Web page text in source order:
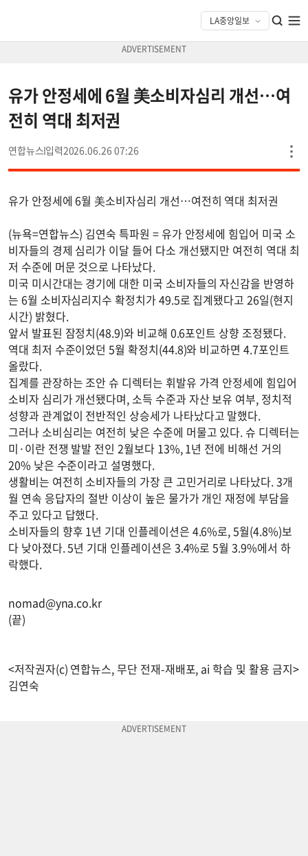
유가 안정세에 6월 美소비자심리 개선…여
전히 역대 최저권
연합뉴스 2026.06.26 07:26
유가 안정세에 6월 美소비자심리 개선…여전히 역대 최저권
(뉴욕=연합뉴스) 김연숙 특파원 = 유가 안정세에 힘입어 미국 소
비자들의 경제 심리가 이달 들어 다소 개선됐지만 여전히 역대 최
저 수준에 머문 것으로 나타났다.
미국 미시간대는 경기에 대한 미국 소비자들의 자신감을 반영하
는 6월 소비자심리지수 확정치가 49.5로 집계됐다고 26일(현지
시간) 밝혔다.
앞서 발표된 잠정치(48.9)와 비교해 0.6포인트 상향 조정됐다.
역대 최저 수준이었던 5월 확정치(44.8)와 비교하면 4.7포인트
올랐다.
집계를 관장하는 조안 슈 디렉터는 휘발유 가격 안정세에 힘입어
소비자 심리가 개선됐다며, 소득 수준과 자산 보유 여부, 정치적
성향과 관계없이 전반적인 상승세가 나타났다고 말했다.
그러나 소비심리는 여전히 낮은 수준에 머물고 있다. 슈 디렉터는
미·이란 전쟁 발발 전인 2월보다 13%, 1년 전에 비해선 거의
20% 낮은 수준이라고 설명했다.
생활비는 여전히 소비자들의 가장 큰 고민거리로 나타났다. 3개
월 연속 응답자의 절반 이상이 높은 물가가 개인 재정에 부담을
주고 있다고 답했다.
소비자들의 향후 1년 기대 인플레이션은 4.6%로, 5월(4.8%)보
다 낮아졌다. 5년 기대 인플레이션은 3.4%로 5월 3.9%에서 하
락했다.
nomad@yna.co.kr
(끝)
<저작권자(c) 연합뉴스, 무단 전재-재배포, ai 학습 및 활용 금지>
김연숙